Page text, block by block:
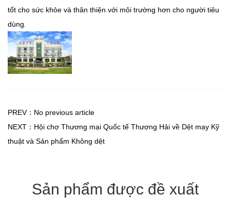
tốt cho sức khỏe và thân thiện với môi trường hơn cho người tiêu
dùng.
PREV：No previous article
NEXT：Hội chợ Thương mại Quốc tế Thượng Hải về Dệt may Kỹ
thuật và Sản phẩm Không dệt
Sản phẩm được đề xuất